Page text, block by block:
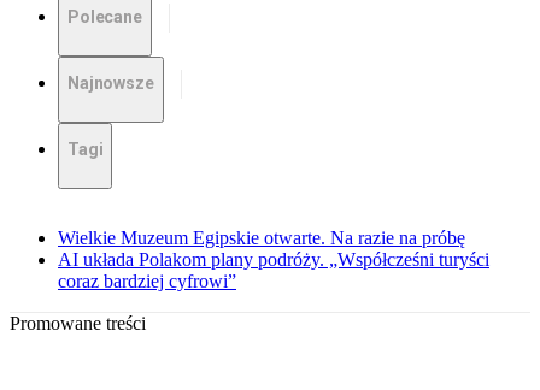
Polecane
Najnowsze
Tagi
Wielkie Muzeum Egipskie otwarte. Na razie na próbę
AI układa Polakom plany podróży. „Współcześni turyści
coraz bardziej cyfrowi”
Promowane treści